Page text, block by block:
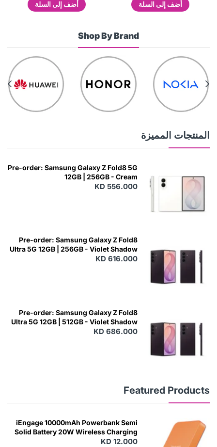
أضف إلى السلة أضف إلى السلة
Shop By Brand
المنتجات المميزة
Pre-order: Samsung Galaxy Z Fold8 5G
12GB | 256GB - Cream
KD 556.000
Pre-order: Samsung Galaxy Z Fold8
Ultra 5G 12GB | 256GB - Violet Shadow
KD 616.000
Pre-order: Samsung Galaxy Z Fold8
Ultra 5G 12GB | 512GB - Violet Shadow
KD 686.000
Featured Products
iEngage 10000mAh Powerbank Semi
Solid Battery 20W Wireless Charging
KD 12.000